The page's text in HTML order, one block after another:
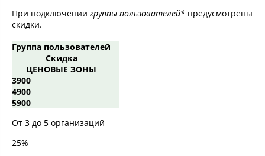
При подключении группы пользователей* предусмотрены
скидки.
Группа пользователей
Скидка
ЦЕНОВЫЕ ЗОНЫ
3900
4900
5900
От 3 до 5 организаций
25%